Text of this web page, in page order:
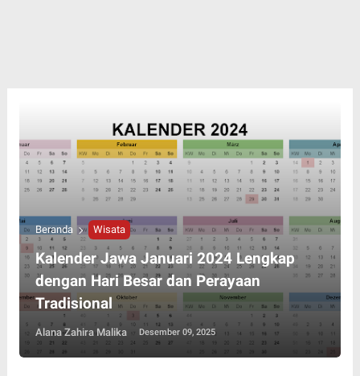
Beranda Wisata
Kalender Jawa Januari 2024 Lengkap
dengan Hari Besar dan Perayaan
Tradisional
Alana Zahira Malika Desember 09, 2025